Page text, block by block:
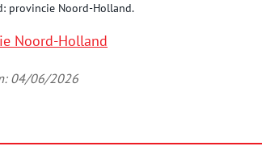
provincie Noord-Holland.
Noord-Holland
04/06/2026